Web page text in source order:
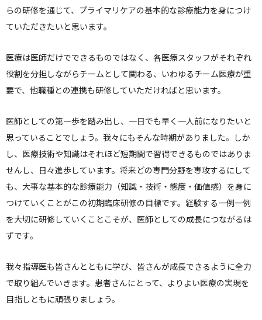
らの研修を通じて、プライマリケアの基本的な診療能力を身につけ
ていただきたいと思います。
医療は医師だけでできるものではなく、各医療スタッフがそれぞれ
役割を分担しながらチームとして関わる、いわゆるチーム医療が重
要で、他職種との連携も研修していただければと思います。
医師としての第一歩を踏み出し、一日でも早く一人前になりたいと
思っていることでしょう。我々にもそんな時期がありました。しか
し、医療技術や知識はそれほど短期間で習得できるものではありま
せんし、日々進歩しています。将来どの専門分野を専攻するにして
も、大事な基本的な診療能力（知識・技術・態度・価値感）を身に
つけていくことがこの初期臨床研修の目標です。経験する一例一例
を大切に研修していくことこそが、医師としての成長につながるは
ずです。
我々指導医も皆さんとともに学び、皆さんが成長できるように全力
で取り組んでいきます。患者さんにとって、よりよい医療の実現を
目指しともに頑張りましょう。